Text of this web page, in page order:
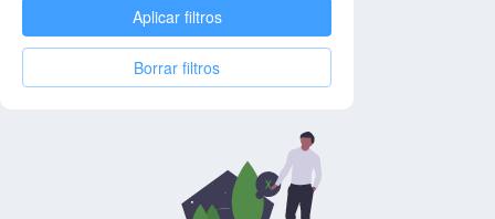
Aplicar filtros
Borrar filtros